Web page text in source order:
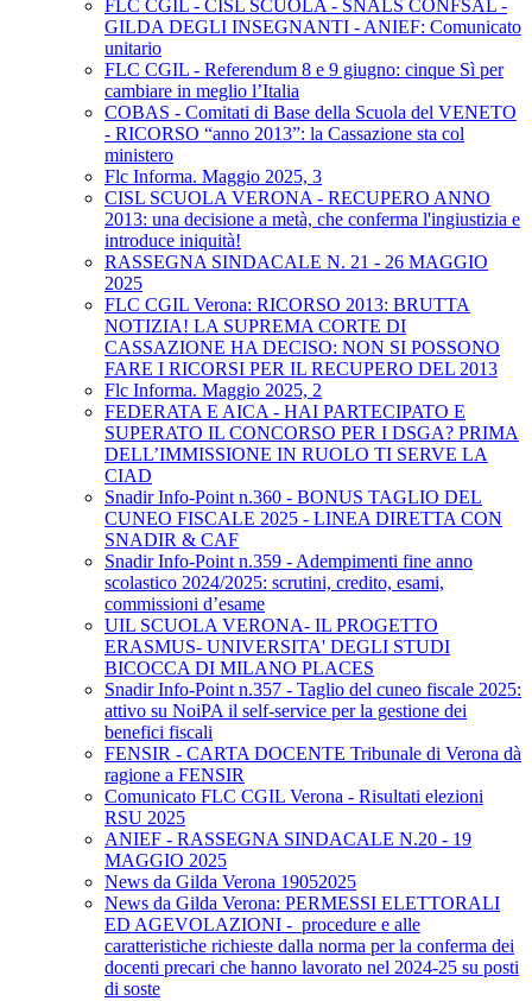
FLC CGIL - CISL SCUOLA - SNALS CONFSAL -
GILDA DEGLI INSEGNANTI - ANIEF: Comunicato
unitario
FLC CGIL - Referendum 8 e 9 giugno: cinque Sì per
cambiare in meglio l’Italia
COBAS - Comitati di Base della Scuola del VENETO
- RICORSO “anno 2013”: la Cassazione sta col
ministero
Flc Informa. Maggio 2025, 3
CISL SCUOLA VERONA - RECUPERO ANNO
2013: una decisione a metà, che conferma l'ingiustizia e
introduce iniquità!
RASSEGNA SINDACALE N. 21 - 26 MAGGIO
2025
FLC CGIL Verona: RICORSO 2013: BRUTTA
NOTIZIA! LA SUPREMA CORTE DI
CASSAZIONE HA DECISO: NON SI POSSONO
FARE I RICORSI PER IL RECUPERO DEL 2013
Flc Informa. Maggio 2025, 2
FEDERATA E AICA - HAI PARTECIPATO E
SUPERATO IL CONCORSO PER I DSGA? PRIMA
DELL’IMMISSIONE IN RUOLO TI SERVE LA
CIAD
Snadir Info-Point n.360 - BONUS TAGLIO DEL
CUNEO FISCALE 2025 - LINEA DIRETTA CON
SNADIR & CAF
Snadir Info-Point n.359 - Adempimenti fine anno
scolastico 2024/2025: scrutini, credito, esami,
commissioni d’esame
UIL SCUOLA VERONA- IL PROGETTO
ERASMUS- UNIVERSITA' DEGLI STUDI
BICOCCA DI MILANO PLACES
Snadir Info-Point n.357 - Taglio del cuneo fiscale 2025:
attivo su NoiPA il self-service per la gestione dei
benefici fiscali
FENSIR - CARTA DOCENTE Tribunale di Verona dà
ragione a FENSIR
Comunicato FLC CGIL Verona - Risultati elezioni
RSU 2025
ANIEF - RASSEGNA SINDACALE N.20 - 19
MAGGIO 2025
News da Gilda Verona 19052025
News da Gilda Verona: PERMESSI ELETTORALI
ED AGEVOLAZIONI - procedure e alle
caratteristiche richieste dalla norma per la conferma dei
docenti precari che hanno lavorato nel 2024-25 su posti
di soste